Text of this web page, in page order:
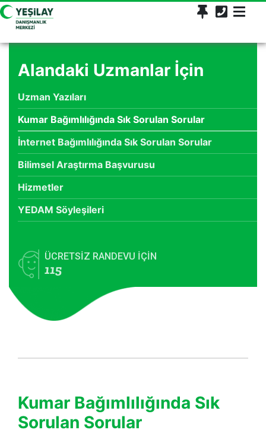
Alandaki Uzmanlar İçin
Uzman Yazıları
Kumar Bağımlılığında Sık Sorulan Sorular
İnternet Bağımlılığında Sık Sorulan Sorular
Bilimsel Araştırma Başvurusu
Hizmetler
YEDAM Söyleşileri
ÜCRETSİZ RANDEVU İÇİN
115
Kumar Bağımlılığında Sık
Sorulan Sorular